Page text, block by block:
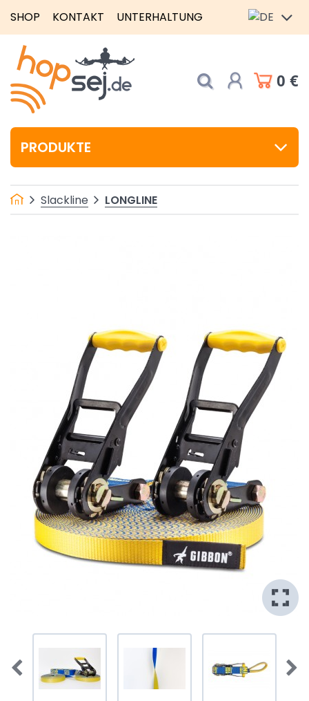
SHOP KONTAKT UNTERHALTUNG
0 €
PRODUKTE
Slackline LONGLINE